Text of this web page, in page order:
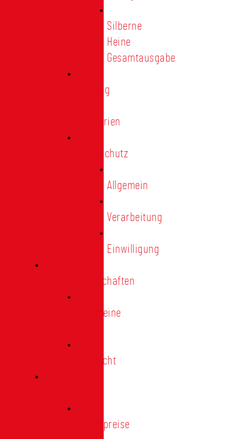
Silberne
Heine
Gesamtausgabe
Satzung
Regularien
Datenschutz
Allgemein
Verarbeitung
Einwilligung
Tischgemeinschaften
Allgemeine
Übersicht
Förderpreise